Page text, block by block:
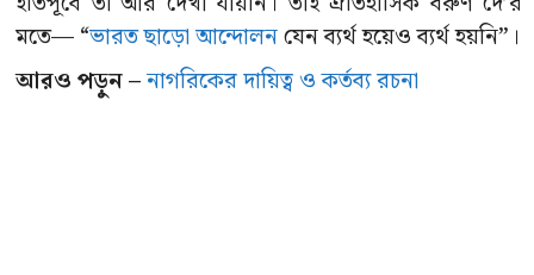
মতে— “ভারত ছাড়ো আন্দোলনযেন ব্যর্থ হয়েও ব্যর্থ হয়নি”।
আরও পড়ুন –নাগরিকের দায়িত্ব ও কর্তব্য রচনা